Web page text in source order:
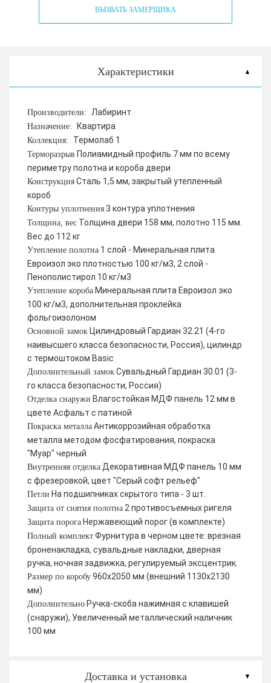
ВЫЗВАТЬ ЗАМЕРЩИКА
Характеристики
Производители: Лабиринт
Назначение: Квартира
Коллекция: Термолаб 1
Терморазрыв Полиамидный профиль 7 мм по всему
периметру полотна и короба двери
Конструкция Сталь 1,5 мм, закрытый утепленный
короб
Контуры уплотнения 3 контура уплотнения
Толщина, вес Толщина двери 158 мм, полотно 115 мм.
Вес до 112 кг
Утепление полотна 1 слой - Минеральная плита
Евроизол эко плотностью 100 кг/м3, 2 слой -
Пенополистирол 10 кг/м3
Утепление короба Минеральная плита Евроизол эко
100 кг/м3, дополнительная проклейка
фольгоизолоном
Основной замок Цилиндровый Гардиан 32.21 (4-го
наивысшего класса безопасности, Россия), цилиндр
с термоштоком Basic
Дополнительный замок Сувальдный Гардиан 30.01 (3-
го класса безопасности, Россия)
Отделка снаружи Влагостойкая МДФ панель 12 мм в
цвете Асфальт с патиной
Покраска металла Антикоррозийная обработка
металла методом фосфатирования, покраска
"Муар" черный
Внутренняя отделка Декоративная МДФ панель 10 мм
с фрезеровкой, цвет "Серый софт рельеф"
Петли На подшипниках скрытого типа - 3 шт.
Защита от снятия полотна 2 противосъемных ригеля
Защита порога Нержавеющий порог (в комплекте)
Полный комплект Фурнитура в черном цвете: врезная
броненакладка, сувальдные накладки, дверная
ручка, ночная задвижка, регулируемый эксцентрик.
Размер по коробу 960х2050 мм (внешний 1130х2130
мм)
Дополнительно Ручка-скоба нажимная с клавишей
(снаружи), Увеличенный металлический наличник
100 мм
Доставка и установка